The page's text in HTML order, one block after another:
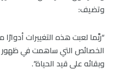
وتضيف:
“ربَّما لعبت هذه التغييرات
الخصائص التي ساهمت في ظهور
وبقائه على قيد الحياة”.